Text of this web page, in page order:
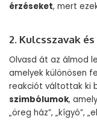
érzéseket, mert
2. Kulcsszavak
Olvasd át az álmod
amelyek különösen
reakciót váltottak ki
szimbólumok,
„öreg ház”, „kígyó”,